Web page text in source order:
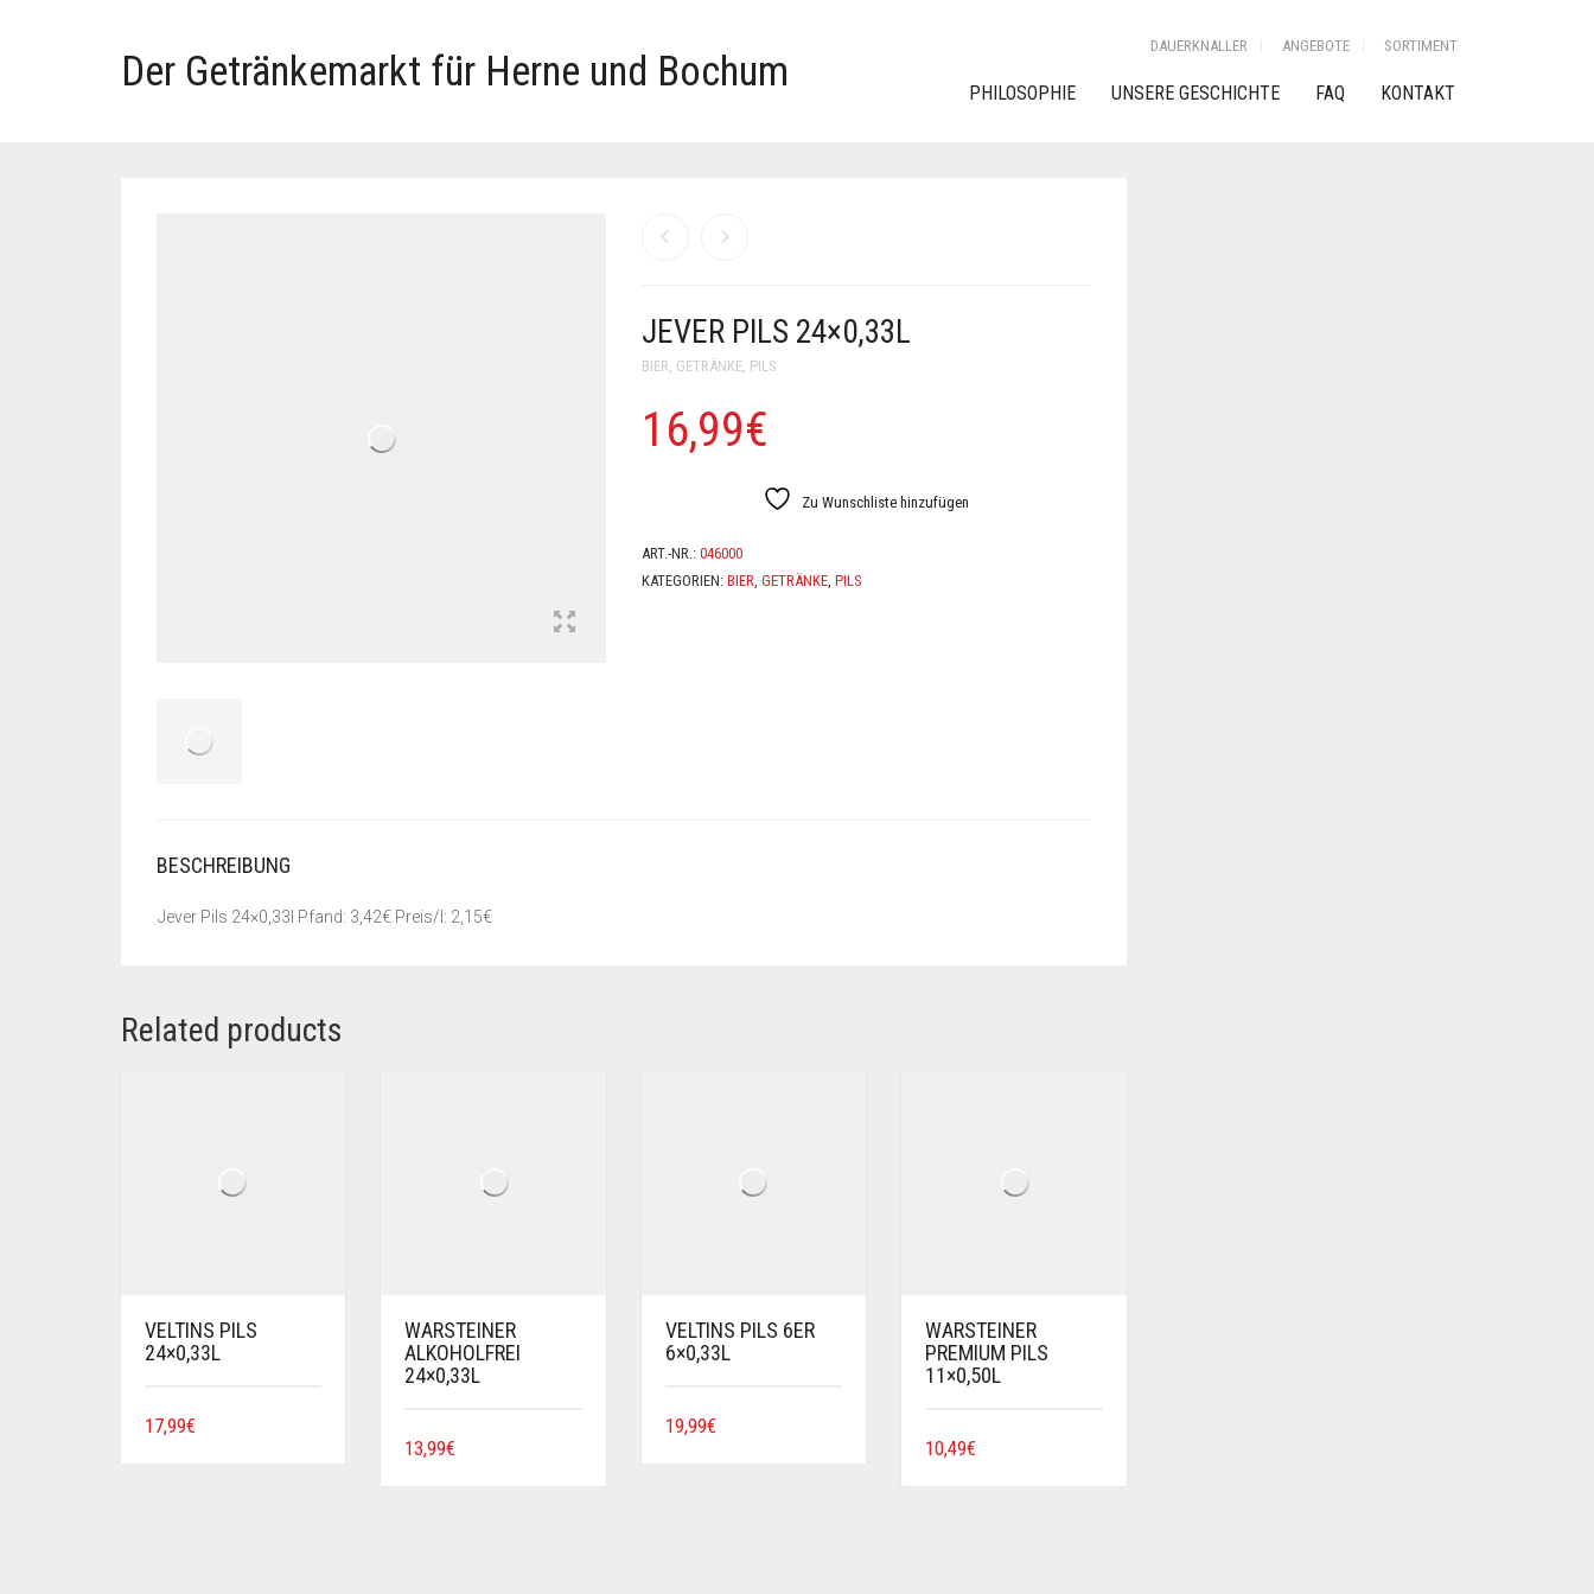
Der Getränkemarkt für Herne und Bochum
DAUERKNALLER ANGEBOTE SORTIMENT
PHILOSOPHIE UNSERE GESCHICHTE FAQ KONTAKT
JEVER PILS 24×0,33L
BIER, GETRÄNKE, PILS
16,99€
Zu Wunschliste hinzufügen
ART.-NR.: 046000
KATEGORIEN: BIER, GETRÄNKE, PILS
BESCHREIBUNG
Jever Pils 24×0,33l Pfand: 3,42€ Preis/l: 2,15€
Related products
VELTINS PILS
24×0,33L
17,99€
WARSTEINER
ALKOHOLFREI
24×0,33L
13,99€
VELTINS PILS 6ER
6×0,33L
19,99€
WARSTEINER
PREMIUM PILS
11×0,50L
10,49€